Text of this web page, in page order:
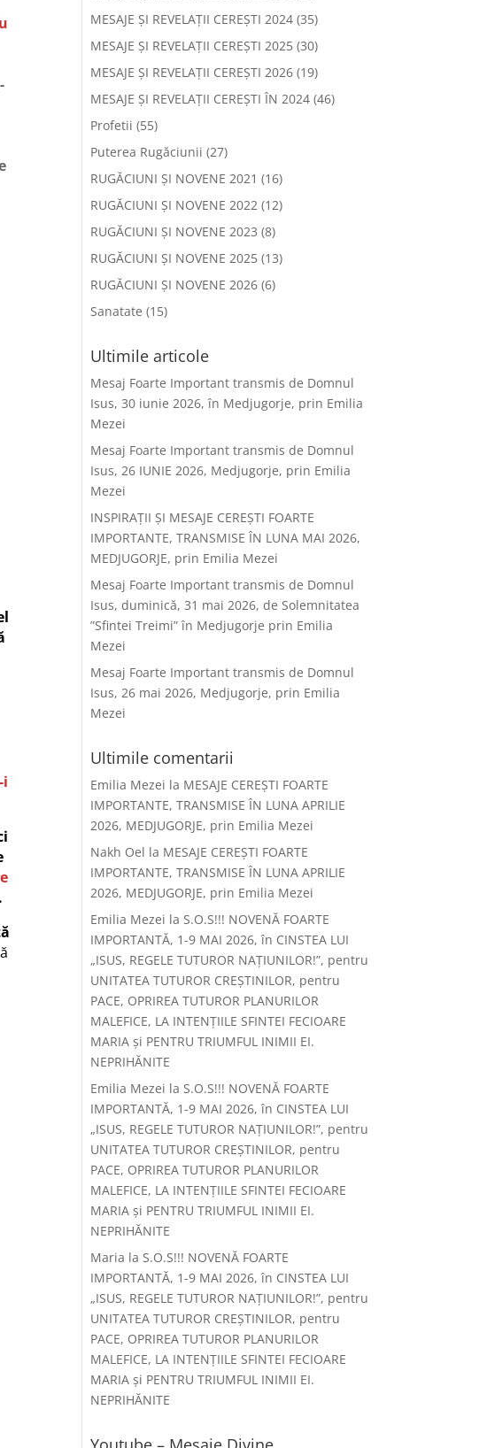
i
MESAJE ȘI REVELAȚII CEREȘTI 2024(35)
MESAJE ȘI REVELAȚII CEREȘTI 2025(30)
MESAJE ȘI REVELAȚII CEREȘTI 2026(19)
MESAJE ȘI REVELAȚII CEREȘTI ÎN 2024(46)
Profetii (55)
Puterea Rugăciunii (27)
RUGĂCIUNI ȘI NOVENE 2021 (16)
RUGĂCIUNI ȘI NOVENE 2022 (12)
RUGĂCIUNI ȘI NOVENE 2023 (8)
RUGĂCIUNI ȘI NOVENE 2025(13)
RUGĂCIUNI ȘI NOVENE 2026(6)
Sanatate (15)
Ultimile articole
Mesaj Foarte Important transmis de Domnul
Isus, 30 iunie 2026, în Medjugorje, prin Emilia
Mezei
Mesaj Foarte Important transmis de Domnul
Isus, 26 IUNIE 2026, Medjugorje, prin Emilia
Mezei
INSPIRAȚII ȘI MESAJE CEREȘTI FOARTE
IMPORTANTE, TRANSMISE ÎN LUNA MAI 2026,
MEDJUGORJE, prin Emilia Mezei
Mesaj Foarte Important transmis de Domnul
Isus, duminică, 31 mai 2026, de Solemnitatea
”Sfintei Treimi” în Medjugorje prin Emilia
Mezei
Mesaj Foarte Important transmis de Domnul
Isus, 26 mai 2026, Medjugorje, prin Emilia
Mezei
Ultimile comentarii
Emilia Mezei la MESAJE CEREȘTI FOARTE
IMPORTANTE, TRANSMISE ÎN LUNA APRILIE
2026, MEDJUGORJE, prin Emilia Mezei
Nakh Oel la MESAJE CEREȘTI FOARTE
IMPORTANTE, TRANSMISE ÎN LUNA APRILIE
2026, MEDJUGORJE, prin Emilia Mezei
Emilia Mezei la S.O.S!!! NOVENĂ FOARTE
IMPORTANTĂ, 1-9 MAI 2026, în CINSTEA LUI
„ISUS, REGELE TUTUROR NAȚIUNILOR!”, pentru
UNITATEA TUTUROR CREȘTINILOR, pentru
PACE, OPRIREA TUTUROR PLANURILOR
MALEFICE, LA INTENȚIILE SFINTEI FECIOARE
MARIA și PENTRU TRIUMFUL INIMII EI.
NEPRIHĂNITE
Emilia Mezei la S.O.S!!! NOVENĂ FOARTE
IMPORTANTĂ, 1-9 MAI 2026, în CINSTEA LUI
„ISUS, REGELE TUTUROR NAȚIUNILOR!”, pentru
UNITATEA TUTUROR CREȘTINILOR, pentru
PACE, OPRIREA TUTUROR PLANURILOR
MALEFICE, LA INTENȚIILE SFINTEI FECIOARE
MARIA și PENTRU TRIUMFUL INIMII EI.
NEPRIHĂNITE
Maria la S.O.S!!! NOVENĂ FOARTE
IMPORTANTĂ, 1-9 MAI 2026, în CINSTEA LUI
„ISUS, REGELE TUTUROR NAȚIUNILOR!”, pentru
UNITATEA TUTUROR CREȘTINILOR, pentru
PACE, OPRIREA TUTUROR PLANURILOR
MALEFICE, LA INTENȚIILE SFINTEI FECIOARE
MARIA și PENTRU TRIUMFUL INIMII EI.
NEPRIHĂNITE